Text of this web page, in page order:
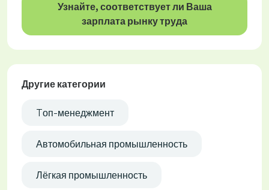
Узнайте, соответствует ли Ваша
зарплата рынку труда
Другие категории
Tоп-менеджмент
Автомобильная промышленность
Лёгкая промышленность